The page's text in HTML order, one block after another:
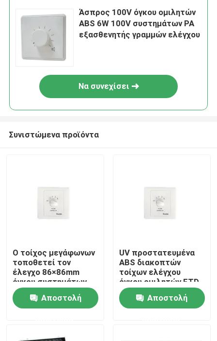
Σπίτι
Προϊόντα
Βίντεο
Άσπρος 100V όγκου ομιλητών
ABS 6W 100V συστημάτων PA
εξασθενητής γραμμών ελέγχου
Να συνεχίσει
Συνιστώμενα προϊόντα
Ο τοίχος μεγάφωνων
τοποθετεί τον
έλεγχο 86×86mm
όγκου συστημάτων
PA στεγανό
Αποστολή
UV προστατευμένα
ABS διακοπτών
τοίχων ελέγχου
όγκου ομιλητών FTD
ROHS PA
Αποστολή